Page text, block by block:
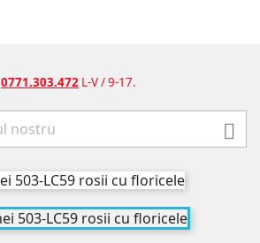
0771.303.472 L-V / 9-17.
